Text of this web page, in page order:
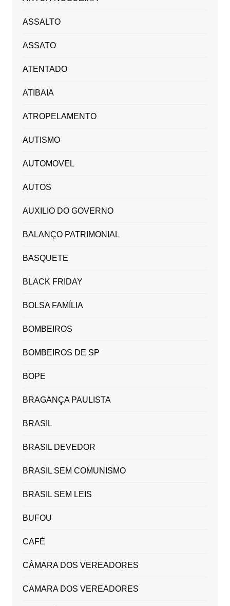
ASSALTO
ASSATO
ATENTADO
ATIBAIA
ATROPELAMENTO
AUTISMO
AUTOMOVEL
AUTOS
AUXILIO DO GOVERNO
BALANÇO PATRIMONIAL
BASQUETE
BLACK FRIDAY
BOLSA FAMÍLIA
BOMBEIROS
BOMBEIROS DE SP
BOPE
BRAGANÇA PAULISTA
BRASIL
BRASIL DEVEDOR
BRASIL SEM COMUNISMO
BRASIL SEM LEIS
BUFOU
CAFÉ
CÂMARA DOS VEREADORES
CAMARA DOS VEREADORES